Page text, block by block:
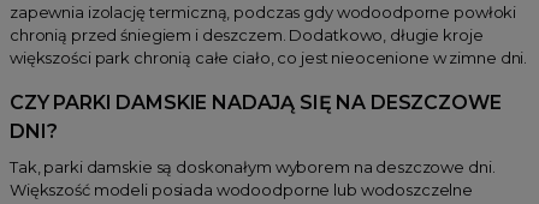
zapewnia izolację termiczną, podczas gdy wodoodporne powłoki
chronią przed śniegiem i deszczem. Dodatkowo, długie kroje
większości park chronią całe ciało, co jest nieocenione w zimne dni.
CZY PARKI DAMSKIE NADAJĄ SIĘ NA DESZCZOWE
DNI?
Tak, parki damskie są doskonałym wyborem na deszczowe dni.
Większość modeli posiada wodoodporne lub wodoszczelne